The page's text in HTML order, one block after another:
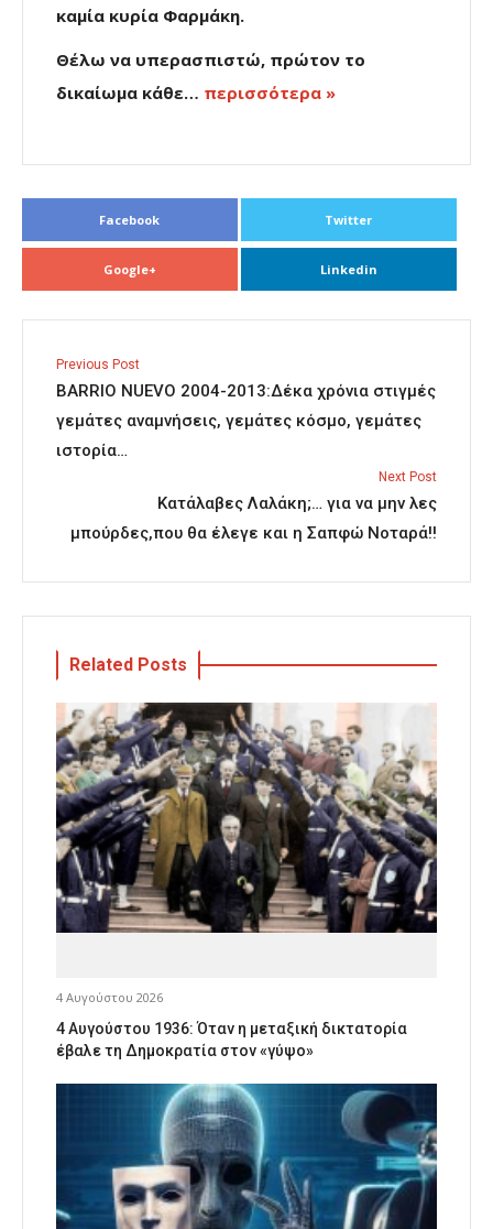
καμία κυρία Φαρμάκη.
Θέλω να υπερασπιστώ, πρώτον το
δικαίωμα κάθε… περισσότερα »
Facebook Twitter
Google+ Linkedin
Previous Post
BARRIO NUEVO 2004-2013:Δέκα χρόνια στιγμές
γεμάτες αναμνήσεις, γεμάτες κόσμο, γεμάτες
ιστορία…
Next Post
Κατάλαβες Λαλάκη;… για να μην λες
μπούρδες,που θα έλεγε και η Σαπφώ Νοταρά!!
Related Posts
4 Αυγούστου 2026
4 Αυγούστου 1936: Όταν η μεταξική δικτατορία
έβαλε τη Δημοκρατία στον «γύψο»